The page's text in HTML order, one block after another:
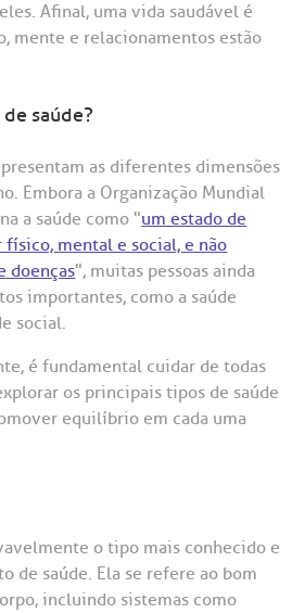
e exames
sempre a qualidade do
para você, cliente da BP, tirar
ou fazer elogios
6ª feira das 7h às 18h
BP
mais
Vista
BP
médico
Ortopedia
Afinal, uma vida saudável é
mente e relacionamentos estão
saúde?
as diferentes dimensões
Embora a Organização Mundial
a saúde como "um estado de
mental e social, e não
doenças", muitas pessoas ainda
importantes, como a saúde
social.
é fundamental cuidar de todas
os principais tipos de saúde
equilíbrio em cada uma
o tipo mais conhecido e
de saúde. Ela se refere ao bom
incluindo sistemas como